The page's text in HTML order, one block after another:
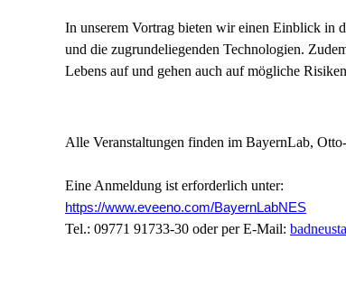
In unserem Vortrag bieten wir einen Einblick in
und die zugrundeliegenden Technologien.
Lebens auf und gehen auch auf mögliche
Alle Veranstaltungen finden im BayernLab,
Eine Anmeldung ist erforderlich unter:
https://www.eveeno.com/BayernLabNES
Tel.: 09771 91733-30 oder per E-Mail: